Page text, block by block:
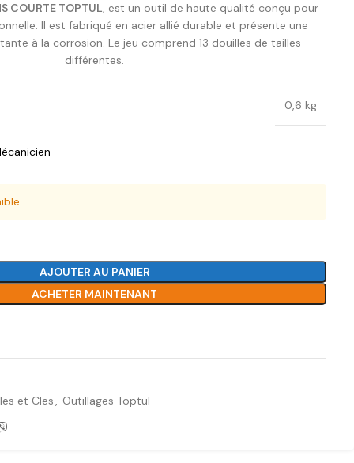
COURTE TOPTUL, est un outil de haute qualité conçu pour
Il est fabriqué en acier allié durable et présente une
à la corrosion. Le jeu comprend 13 douilles de tailles
différentes.
0,6 kg
AJOUTER AU PANIER
ACHETER MAINTENANT
et Cles, Outillages Toptul